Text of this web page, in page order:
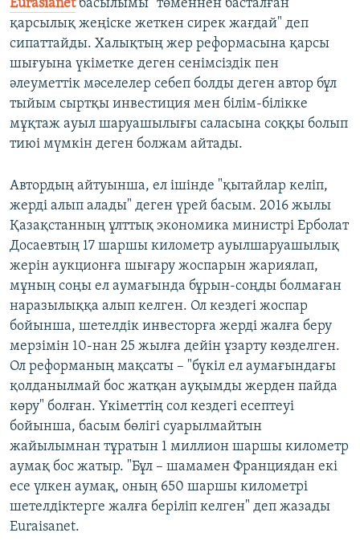
Eurasianetбасылымы "төменнен басталған
қарсылық жеңіске жеткен сирек жағдай" деп
сипаттайды. Халықтың жер реформасына қарсы
шығуына үкіметке деген сенімсіздік пен
әлеуметтік мәселелер себеп болды деген автор бұл
тыйым сыртқы инвестиция мен білім-білікке
мұқтаж ауыл шаруашылығы саласына соққы болып
тиюі мүмкін деген болжам айтады.
Автордың айтуынша, ел ішінде "қытайлар келіп,
жерді алып алады" деген үрей басым. 2016 жылы
Қазақстанның ұлттық экономика министрі Ерболат
Досаевтың 17 шаршы километр ауылшаруашылық
жерін аукционға шығару жоспарын жариялап,
мұның соңы ел аумағында бұрын-соңды болмаған
наразылыққа алып келген. Ол кездегі жоспар
бойынша, шетелдік инвесторға жерді жалға беру
мерзімін 10-нан 25 жылға дейін ұзарту көзделген.
Ол реформаның мақсаты – "бүкіл ел аумағындағы
қолданылмай бос жатқан ауқымды жерден пайда
көру" болған. Үкіметтің сол кездегі есептеуі
бойынша, басым бөлігі суарылмайтын
жайылымнан тұратын 1 миллион шаршы километр
аумақ бос жатыр. "Бұл – шамамен Франциядан екі
есе үлкен аумақ, оның 650 шаршы километрі
шетелдіктерге жалға беріліп келген" деп жазады
Euraisanet.